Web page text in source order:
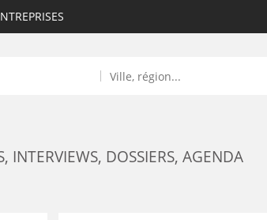
INTERVIEWS, DOSSIERS, AGENDA